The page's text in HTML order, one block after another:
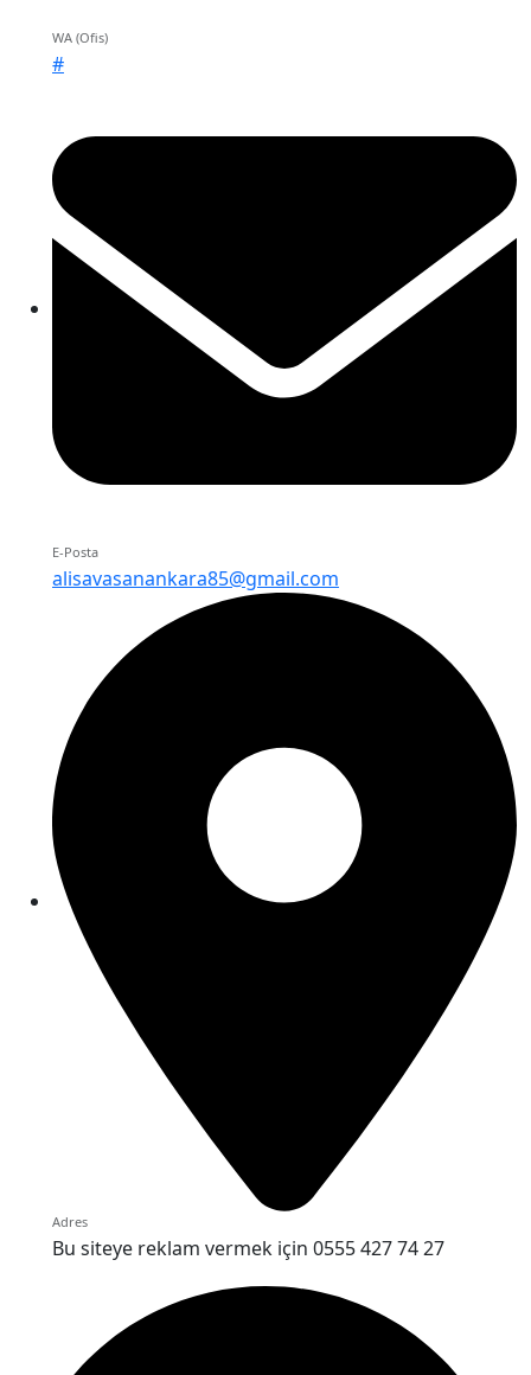
WA (Ofis)
#
E-Posta
alisavasanankara85@gmail.com
Adres
Bu siteye reklam vermek için 0555 427 74 27